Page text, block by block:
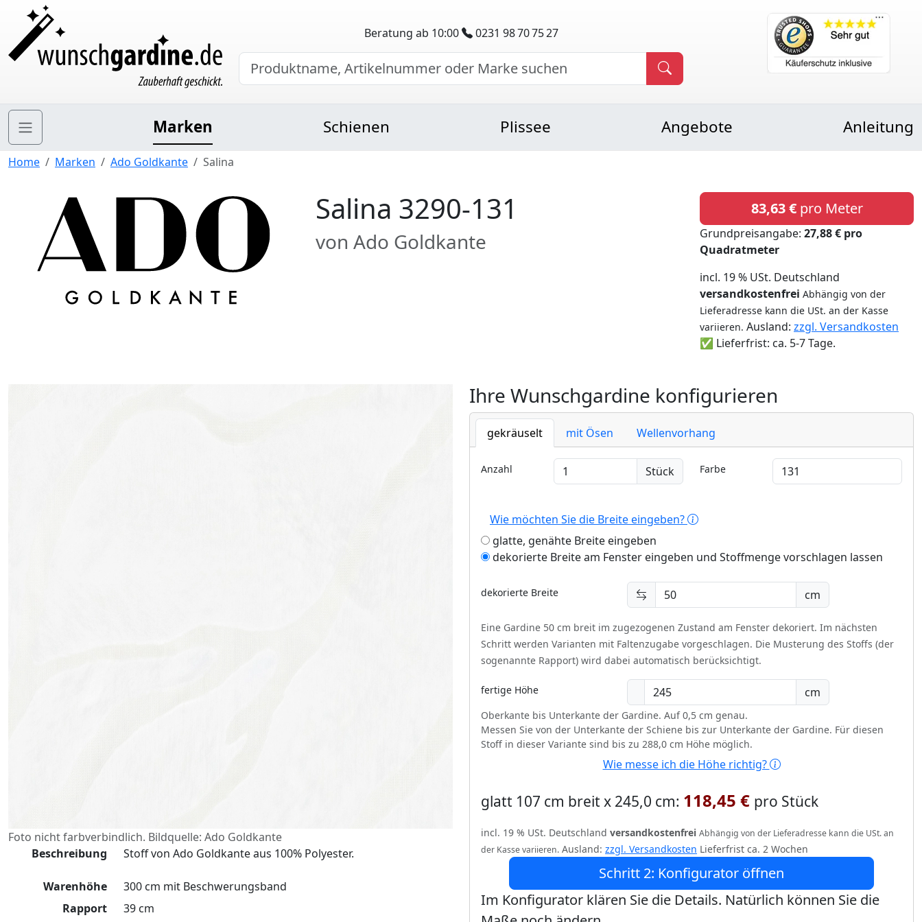
Beratung ab 10:00 0231 98 70 75 27
Marken Schienen Plissee Angebote Anleitung
Home Marken Ado Goldkante Salina
Salina 3290-131
von Ado Goldkante
83,63 €pro Meter
Grundpreisangabe: 27,88 € pro
Quadratmeter
incl. 19 % USt. Deutschland
versandkostenfrei Abhängig von der
Lieferadresse kann die USt. an der Kasse
variieren. Ausland: zzgl. Versandkosten
✅ Lieferfrist: ca. 5-7 Tage.
Foto nicht farbverbindlich. Bildquelle: Ado Goldkante
Beschreibung
Stoff von Ado Goldkante aus 100% Polyester.
Warenhöhe
300 cm mit Beschwerungsband
Rapport
39 cm
Ihre Wunschgardine konfigurieren
gekräuselt mit Ösen Wellenvorhang
Anzahl Stück Farbe
Wie möchten Sie die Breite eingeben?
glatte, genähte Breite eingeben
dekorierte Breite am Fenster eingeben und Stoffmenge vorschlagen lassen
dekorierte Breite cm
Eine Gardine 50 cm breit im zugezogenen Zustand am Fenster dekoriert. Im nächsten
Schritt werden Varianten mit Faltenzugabe vorgeschlagen. Die Musterung des Stoffs (der
sogenannte Rapport) wird dabei automatisch berücksichtigt.
fertige Höhe cm
Oberkante bis Unterkante der Gardine. Auf 0,5 cm genau.
Messen Sie von der Unterkante der Schiene bis zur Unterkante der Gardine. Für diesen
Stoff in dieser Variante sind bis zu 288,0 cm Höhe möglich.
Wie messe ich die Höhe richtig?
glatt 107 cm breit x 245,0 cm: 118,45 € pro Stück
incl. 19 % USt. Deutschland versandkostenfrei Abhängig von der Lieferadresse kann die USt. an
der Kasse variieren. Ausland: zzgl. Versandkosten Lieferfrist ca. 2 Wochen
Schritt 2: Konfigurator öffnen
Im Konfigurator klären Sie die Details. Natürlich können Sie die